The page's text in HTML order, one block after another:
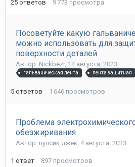
25 ответов 9 773 просмотра
Посоветуйте какую
можно использовать для
поверхности деталей
Автор: Nickbezr, 14 августа, 2023
гальваническая лента лента защитная
5 ответов 1 646 просмотров
Проблема
обезжиривания
Автор: пупсик джек, 4 августа, 2023
1 ответ 897 просмотров